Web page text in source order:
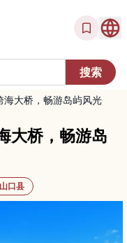
海大桥，畅游岛屿风光
大桥，畅游岛
山口县